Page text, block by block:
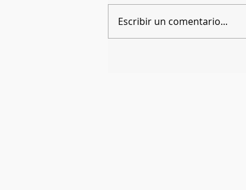
Escribir un comentario...